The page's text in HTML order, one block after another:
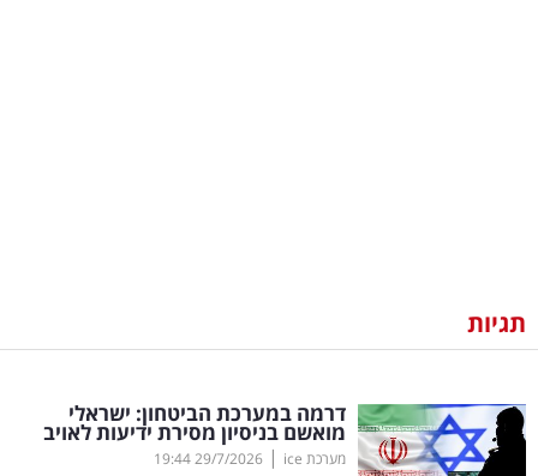
וצרכנות
דיגיטל
וטק
תגיות
דרמה במערכת הביטחון: ישראלי
מואשם בניסיון מסירת ידיעות לאויב
מערכת ice |
29/7/2026
19:44